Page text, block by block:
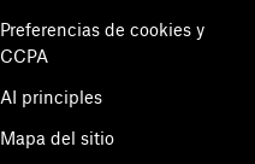
Preferencias de cookies y
CCPA
AI principles
Mapa del sitio